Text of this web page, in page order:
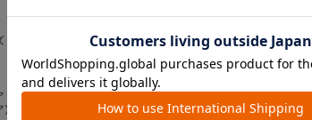
ベビー食器
ベビートイ